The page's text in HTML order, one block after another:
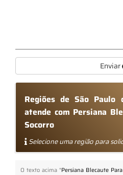
Enviar
Regiões de São
atende com Persiana
Socorro
Selecione uma região para
O texto acima "Persiana Blecaute